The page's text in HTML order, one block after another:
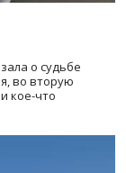
о судьбе
во вторую
кое-что